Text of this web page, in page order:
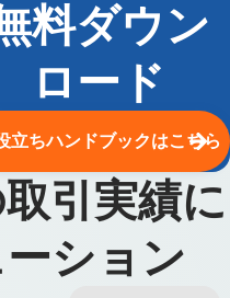
料ダウン
ロード
立ちハンドブックはこちら
引実績に
ション